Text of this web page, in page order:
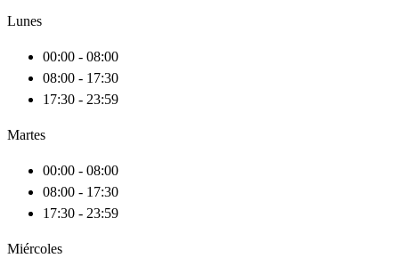
Lunes
00:00 - 08:00
08:00 - 17:30
17:30 - 23:59
Martes
00:00 - 08:00
08:00 - 17:30
17:30 - 23:59
Miércoles